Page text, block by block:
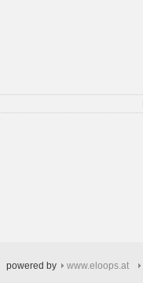
powered by www.eloops.at